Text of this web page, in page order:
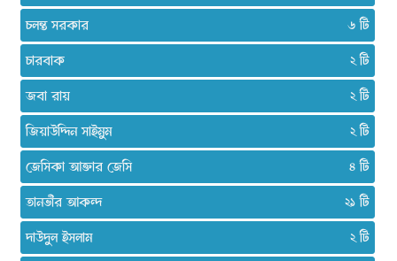
চলন্ত সরকার
৬
চারবাক
২
জবা রায়
২
জিয়াউদ্দিন সাইমুম
২
জেসিকা আক্তার জেসি
৪
তানভীর আকন্দ
২১
দাউদুল ইসলাম
২